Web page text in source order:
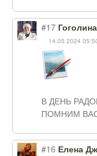
#17
14.05.2024
В ДЕНЬ
ПОМНИМ
#16 Елена